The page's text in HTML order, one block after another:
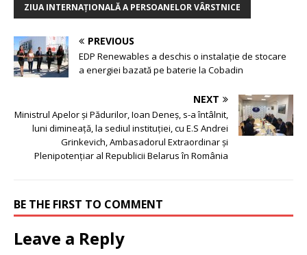
ZIUA INTERNAȚIONALĂ A PERSOANELOR VÂRSTNICE
PREVIOUS
EDP Renewables a deschis o instalație de stocare
a energiei bazată pe baterie la Cobadin
NEXT
Ministrul Apelor și Pădurilor, Ioan Deneș, s-a întâlnit,
luni dimineață, la sediul instituției, cu E.S Andrei
Grinkevich, Ambasadorul Extraordinar și
Plenipotențiar al Republicii Belarus în România
BE THE FIRST TO COMMENT
Leave a Reply